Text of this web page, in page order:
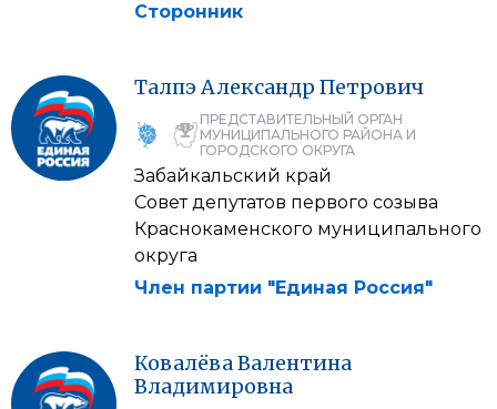
Сторонник
Талпэ Александр Петрович
ПРЕДСТАВИТЕЛЬНЫЙ ОРГАН
МУНИЦИПАЛЬНОГО РАЙОНА И
ГОРОДСКОГО ОКРУГА
Забайкальский край
Совет депутатов первого созыва
Краснокаменского муниципального
округа
Член партии "Единая Россия"
КовалёваВалентина
Владимировна